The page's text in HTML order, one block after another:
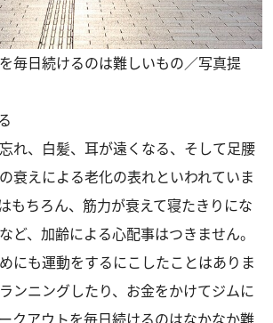
毎日続けるのは難しいもの／写真提
れ、白髪、耳が遠くなる、そして足腰
衰えによる老化の表れといわれていま
もちろん、筋力が衰えて寝たきりにな
ど、加齢による心配事はつきません。
にも運動をするにこしたことはありま
ンニングしたり、お金をかけてジムに